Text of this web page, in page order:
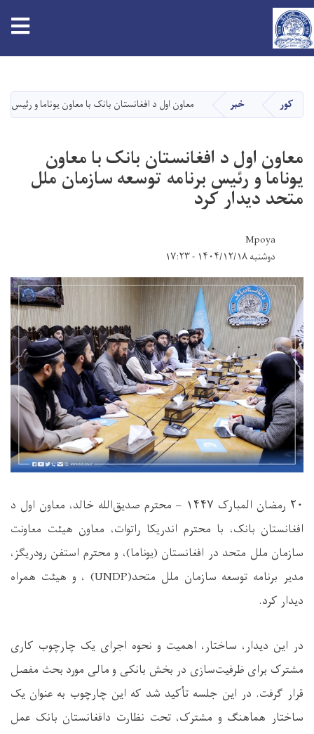
دانګل
کور خبر معاون اول د افغانستان بانک با معاون یوناما و رئیس
معاون اول د افغانستان بانک با معاون
یوناما و رئیس برنامه توسعه سازمان ملل
متحد دیدار کرد
Mpoya
دوشنبه ۱۴۰۴/۱۲/۱۸ - ۱۷:۲۳
۲۰ رمضان المبارک ۱۴۴۷ –
محترم صدیق‌الله خالد، معاون اول د
افغانستان بانک، با محترم اندریکا راتوات، معاون هیئت معاونت
سازمان ملل متحد در افغانستان (یوناما)، و محترم استفن رودریگز،
مدیر برنامه توسعه سازمان ملل متحد(UNDP) ، و هیئت همراه
دیدار کرد.
در این دیدار، ساختار، اهمیت و نحوه اجرای یک چارچوب کاری
مشترک برای ظرفیت‌سازی در بخش بانکی و مالی مورد بحث مفصل
قرار گرفت. در این جلسه تأکید شد که این چارچوب به عنوان یک
ساختار هماهنگ و مشترک، تحت نظارت دافغانستان بانک عمل